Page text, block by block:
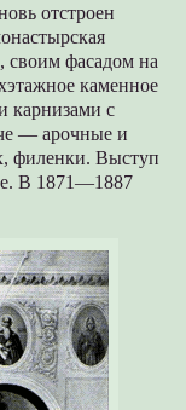
отстроен
своим фасадом на
каменное
карнизами с
— арочные и
филенки. Выступ
В 1871—1887